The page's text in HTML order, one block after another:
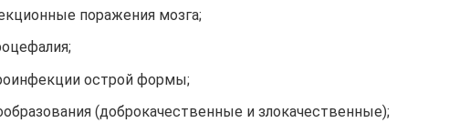
поражения мозга;
острой формы;
(доброкачественные и злокачественные);